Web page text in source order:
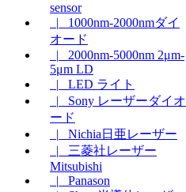
sensor
|_ 1000nm-2000nmダイ
オード
|_ 2000nm-5000nm 2μm-
5μm LD
|_ LED ライト
|_ Sony レーザーダイオ
ード
|_ Nichia日亜レーザー
|_ 三菱社レーザー
Mitsubishi
|_ Panason